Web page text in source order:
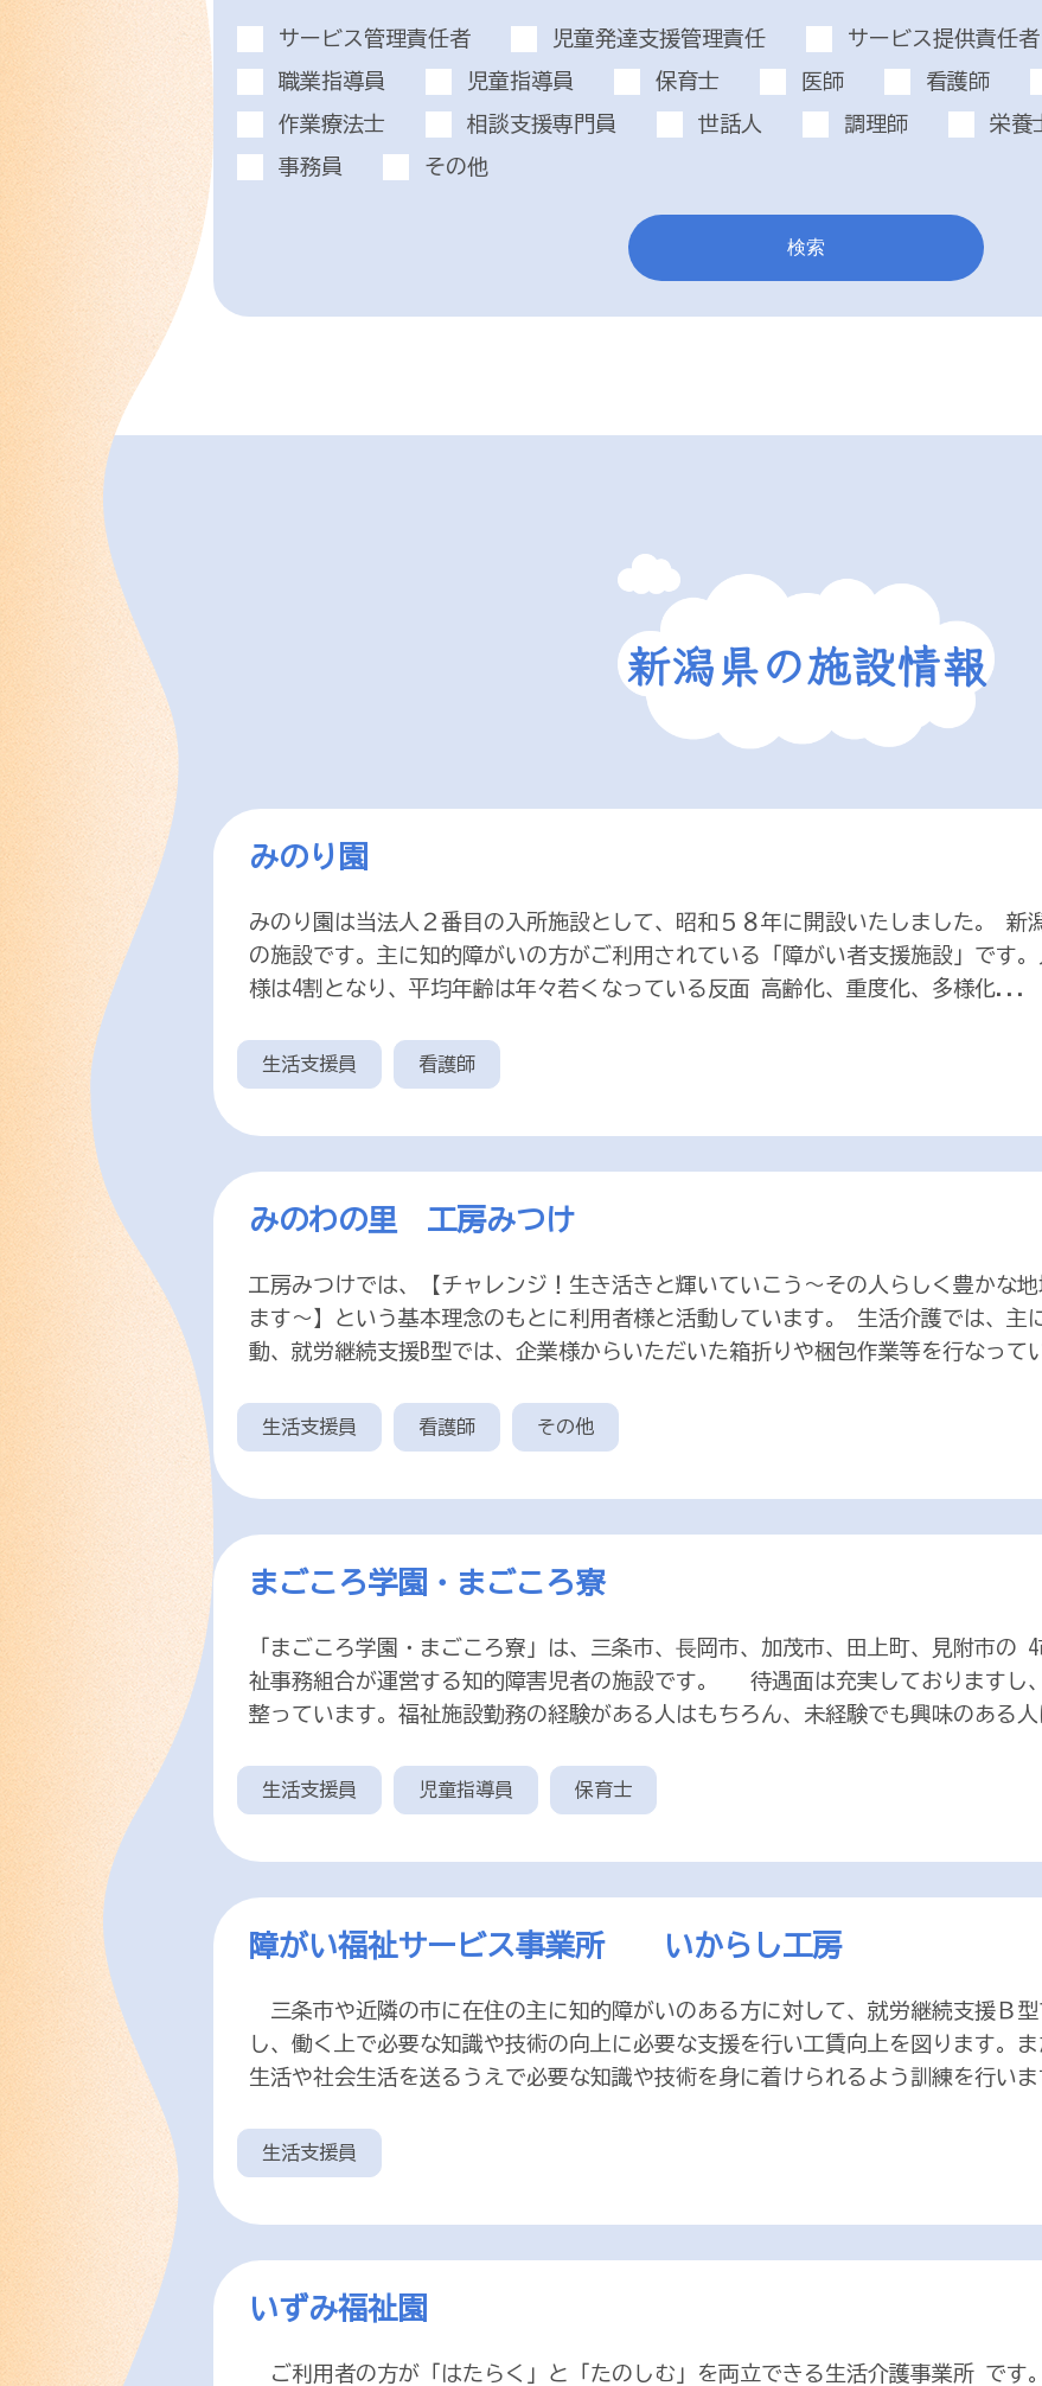
サービス管理責任者 児童発達支援管理責任 サービス提供責任者
職業指導員
児童指導員 保育士 医師 看護師
作業療法士
相談支援専門員 世話人 調理師 栄養
事務員
その他
検索
新潟県の施設情報
みのり園
みのり園は当法人２番目の入所施設として、昭和５８年に開設いたしました。 新
の施設です。主に知的障がいの方がご利用されている「障がい者支援施設」です
様は4割となり、平均年齢は年々若くなっている反面 高齢化、重度化、多様化...
生活支援員 看護師
みのわの里 工房みつけ
工房みつけでは、【チャレンジ！生き活きと輝いていこう～その人らしく豊かな
ます～】という基本理念のもとに利用者様と活動しています。 生活介護では、主
動、就労継続支援B型では、企業様からいただいた箱折りや梱包作業等を行なって
生活支援員 看護師 その他
まごころ学園・まごころ寮
「まごころ学園・まごころ寮」は、三条市、⾧岡市、加茂市、田上町、見附市の
祉事務組合が運営する知的障害児者の施設です。 待遇面は充実しておりますし
整っています。福祉施設勤務の経験がある人はもちろん、未経験でも興味のある
生活支援員 児童指導員 保育士
障がい福祉サービス事業所 いからし工房
三条市や近隣の市に在住の主に知的障がいのある方に対して、就労継続支援Ｂ
し、働く上で必要な知識や技術の向上に必要な支援を行い工賃向上を図ります。
生活や社会生活を送るうえで必要な知識や技術を身に着けられるよう訓練を行い
生活支援員
いずみ福祉園
ご利用者の方が「はたらく」と「たのしむ」を両立できる生活介護事業所 です